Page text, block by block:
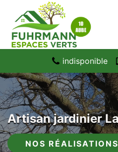
indisponible
Artisan jardinier
NOS RÉALISATIONS